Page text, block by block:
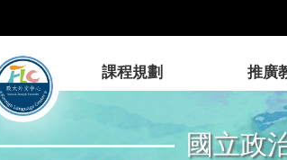
國立政
課程規劃 推廣